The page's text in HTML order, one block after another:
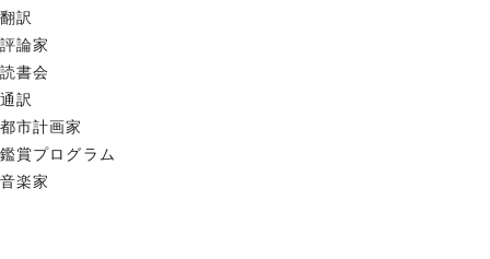
翻訳
評論家
読書会
通訳
都市計画家
鑑賞プログラム
音楽家